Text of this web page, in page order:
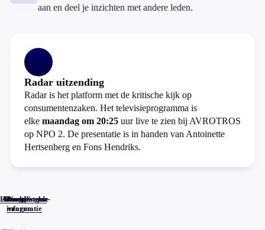
aan en deel je inzichten met andere leden.
Radar uitzending
Radar is het platform met de kritische kijk op
consumentenzaken. Het televisieprogramma is
elke maandag om 20:25 uur live te zien bij AVROTROS
op NPO 2. De presentatie is in handen van Antoinette
Hertsenberg en Fons Hendriks.
Home
Actueel
Uitzendingen
Reacties
Programma-
informatie
Veelgestelde
vragen